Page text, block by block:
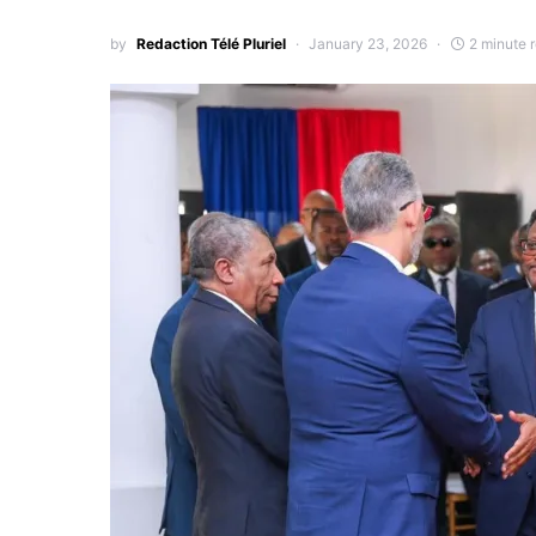
by Redaction Télé Pluriel January 23, 2026 2 minute